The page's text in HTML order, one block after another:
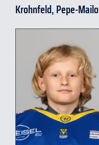
Krohnfeld, Pepe-Mailo